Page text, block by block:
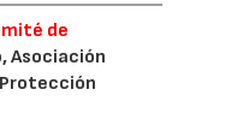
de
Asociación